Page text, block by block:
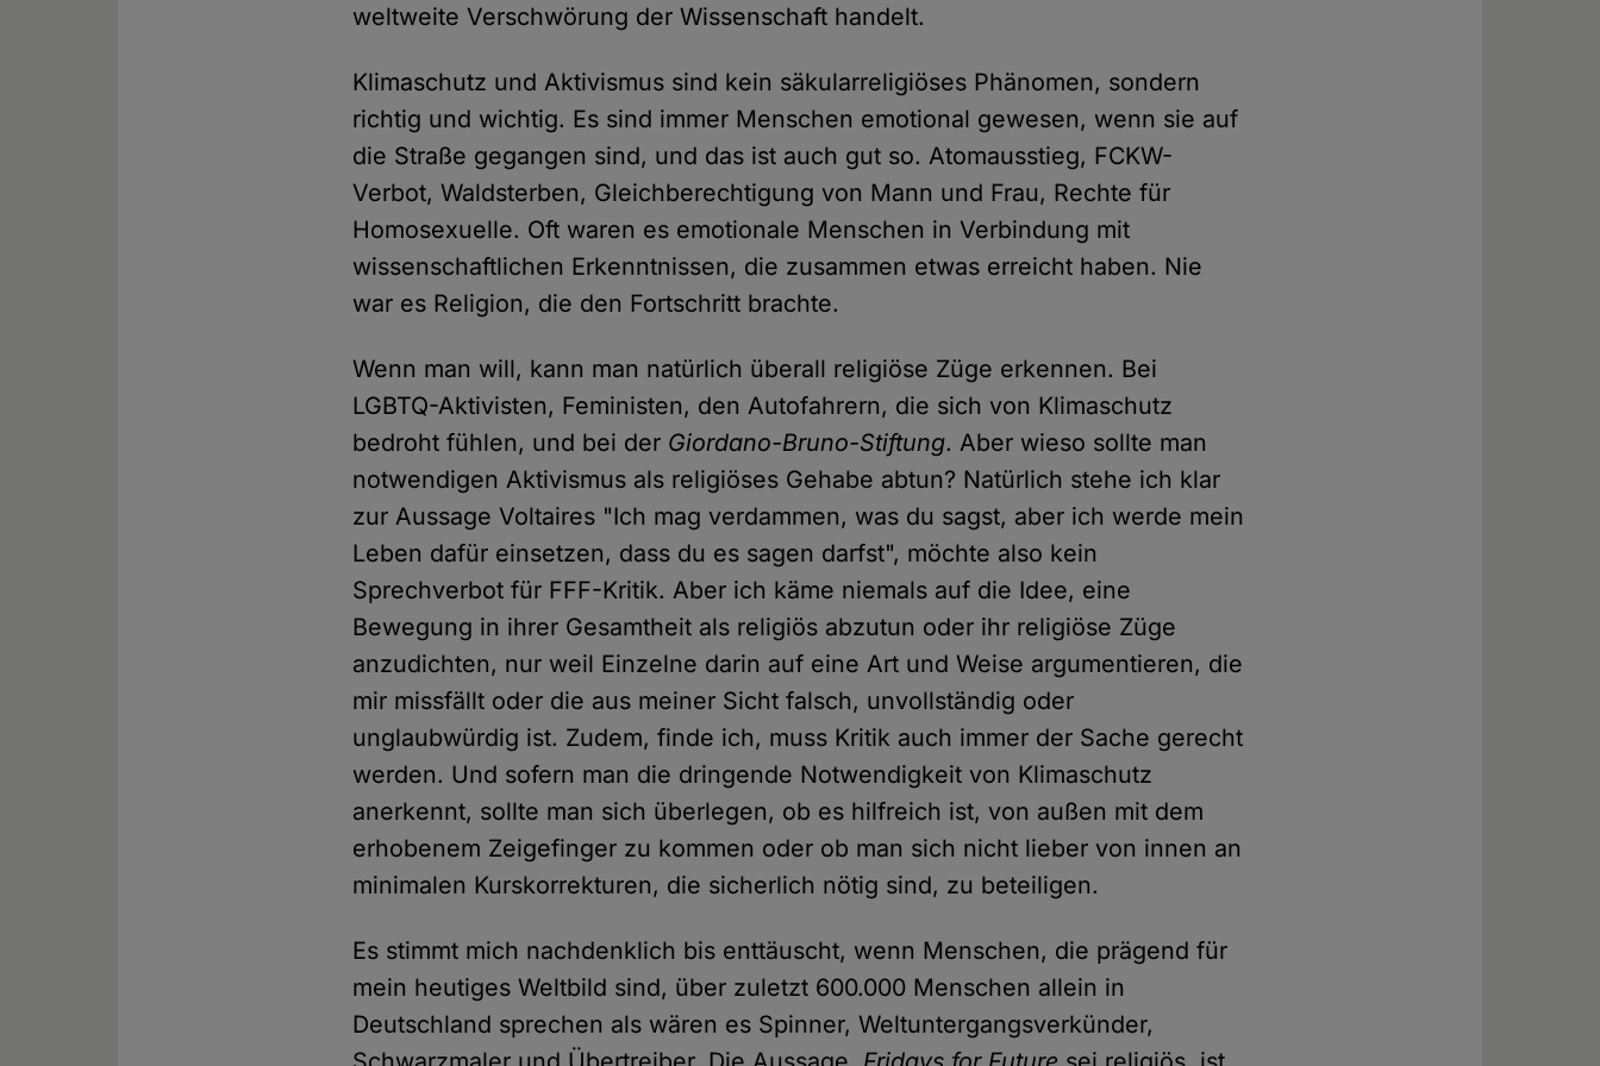
weltweite Verschwörung der Wissenschaft handelt.
Klimaschutz und Aktivismus sind kein säkularreligiöses Phänomen, sondern
richtig und wichtig. Es sind immer Menschen emotional gewesen, wenn sie auf
die Straße gegangen sind, und das ist auch gut so. Atomausstieg, FCKW-
Verbot, Waldsterben, Gleichberechtigung von Mann und Frau, Rechte für
Homosexuelle. Oft waren es emotionale Menschen in Verbindung mit
wissenschaftlichen Erkenntnissen, die zusammen etwas erreicht haben. Nie
war es Religion, die den Fortschritt brachte.
Wenn man will, kann man natürlich überall religiöse Züge erkennen. Bei
LGBTQ-Aktivisten, Feministen, den Autofahrern, die sich von Klimaschutz
bedroht fühlen, und bei der Giordano-Bruno-Stiftung. Aber wieso sollte man
notwendigen Aktivismus als religiöses Gehabe abtun? Natürlich stehe ich klar
zur Aussage Voltaires "Ich mag verdammen, was du sagst, aber ich werde mein
Leben dafür einsetzen, dass du es sagen darfst", möchte also kein
Sprechverbot für FFF-Kritik. Aber ich käme niemals auf die Idee, eine
Bewegung in ihrer Gesamtheit als religiös abzutun oder ihr religiöse Züge
anzudichten, nur weil Einzelne darin auf eine Art und Weise argumentieren, die
mir missfällt oder die aus meiner Sicht falsch, unvollständig oder
unglaubwürdig ist. Zudem, finde ich, muss Kritik auch immer der Sache gerecht
werden. Und sofern man die dringende Notwendigkeit von Klimaschutz
anerkennt, sollte man sich überlegen, ob es hilfreich ist, von außen mit dem
erhobenem Zeigefinger zu kommen oder ob man sich nicht lieber von innen an
minimalen Kurskorrekturen, die sicherlich nötig sind, zu beteiligen.
Es stimmt mich nachdenklich bis enttäuscht, wenn Menschen, die prägend für
mein heutiges Weltbild sind, über zuletzt 600.000 Menschen allein in
Deutschland sprechen als wären es Spinner, Weltuntergangsverkünder,